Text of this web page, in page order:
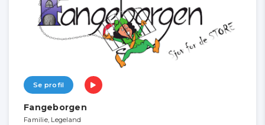
Se profil
Fangeborgen
Familie, Legeland